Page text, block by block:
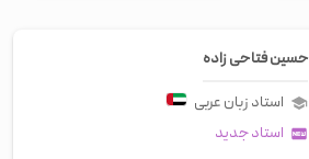
حسین فتاحی زاده
استاد زبانعربی
استاد جدید